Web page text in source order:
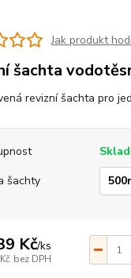
Jak produkt
šachta
revizní šachta pro
šachty
Kč/ks
bez DPH